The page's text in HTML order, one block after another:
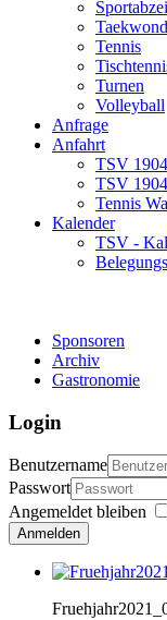
Tennis
Turnen
Volleyball
Anfrage
Anfahrt
TSV
TSV
Tennis
Kalender
TSV -
Sponsoren
Archiv
Gastronomie
Login
Benutzername
Passwort
Angemeldet bleiben
Anmelden